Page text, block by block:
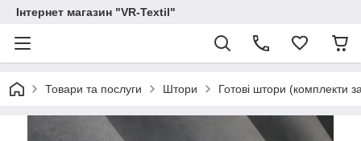
Інтернет магазин "VR-Textil"
Товари та послуги Штори Готові штори (комплекти